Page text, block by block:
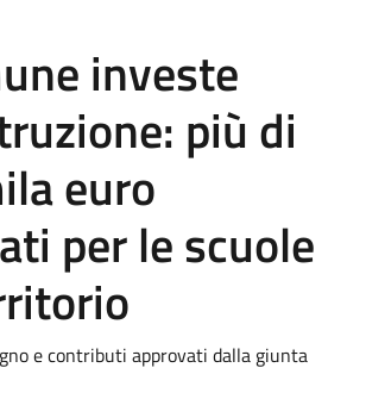
investe
più di
euro
per le scuole
e contributi approvati dalla giunta